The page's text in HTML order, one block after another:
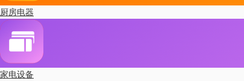
厨房电器
家电设备